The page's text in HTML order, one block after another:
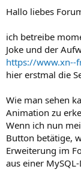
Hallo liebes
ich betreibe
Joke und der
https://www.xn--
hier erstmal die
Wie man sehen
Animation zu
Wenn ich nun
Button betätige,
Erweiterung im
aus einer